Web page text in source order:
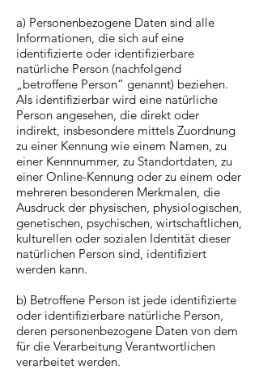
a) Personenbezogene Daten sind alle
Informationen, die sich auf eine
identifizierte oder identifizierbare
natürliche Person (nachfolgend
„betroffene Person“ genannt) beziehen.
Als identifizierbar wird eine natürliche
Person angesehen, die direkt oder
indirekt, insbesondere mittels Zuordnung
zu einer Kennung wie einem Namen, zu
einer Kennnummer, zu Standortdaten, zu
einer Online-Kennung oder zu einem oder
mehreren besonderen Merkmalen, die
Ausdruck der physischen, physiologischen,
genetischen, psychischen, wirtschaftlichen,
kulturellen oder sozialen Identität dieser
natürlichen Person sind, identifiziert
werden kann.
b) Betroffene Person ist jede identifizierte
oder identifizierbare natürliche Person,
deren personenbezogene Daten von dem
für die Verarbeitung Verantwortlichen
verarbeitet werden.